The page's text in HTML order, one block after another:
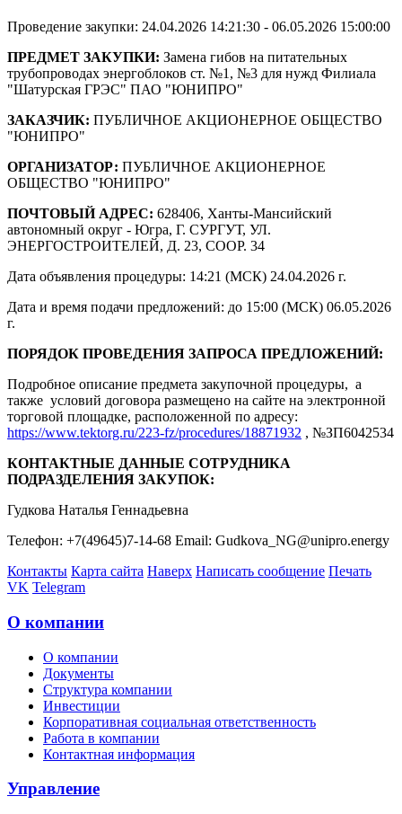
Проведение закупки: 24.04.2026 14:21:30 - 06.05.2026 15:00:00
ПРЕДМЕТ ЗАКУПКИ: Замена гибов на питательных
трубопроводах энергоблоков ст. №1, №3 для нужд Филиала
"Шатурская ГРЭС" ПАО "ЮНИПРО"
ЗАКАЗЧИК: ПУБЛИЧНОЕ АКЦИОНЕРНОЕ ОБЩЕСТВО
"ЮНИПРО"
ОРГАНИЗАТОР: ПУБЛИЧНОЕ АКЦИОНЕРНОЕ
ОБЩЕСТВО "ЮНИПРО"
ПОЧТОВЫЙ АДРЕС: 628406, Ханты-Мансийский
автономный округ - Югра, Г. СУРГУТ, УЛ.
ЭНЕРГОСТРОИТЕЛЕЙ, Д. 23, СООР. 34
Дата объявления процедуры: 14:21 (МСК) 24.04.2026 г.
Дата и время подачи предложений: до 15:00 (МСК) 06.05.2026
г.
ПОРЯДОК ПРОВЕДЕНИЯ ЗАПРОСА ПРЕДЛОЖЕНИЙ:
Подробное описание предмета закупочной процедуры, а
также условий договора размещено на сайте на электронной
торговой площадке, расположенной по адресу:
https://www.tektorg.ru/223-fz/procedures/18871932 , №ЗП6042534
КОНТАКТНЫЕ ДАННЫЕ СОТРУДНИКА
ПОДРАЗДЕЛЕНИЯ ЗАКУПОК:
Гудкова Наталья Геннадьевна
Телефон: +7(49645)7-14-68 Email: Gudkova_NG@unipro.energy
Контакты Карта сайта Наверх Написать сообщение Печать
VK Telegram
О компании
О компании
Документы
Структура компании
Инвестиции
Корпоративная социальная ответственность
Работа в компании
Контактная информация
Управление